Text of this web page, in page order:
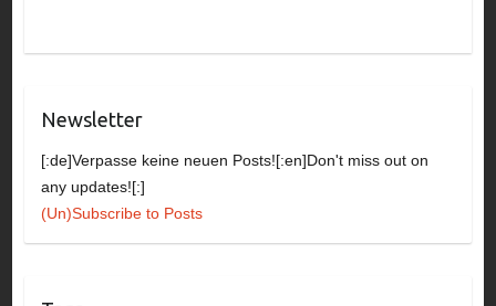
Newsletter
[:de]Verpasse keine neuen Posts![:en]Don't miss out on
any updates![:]
(Un)Subscribe to Posts